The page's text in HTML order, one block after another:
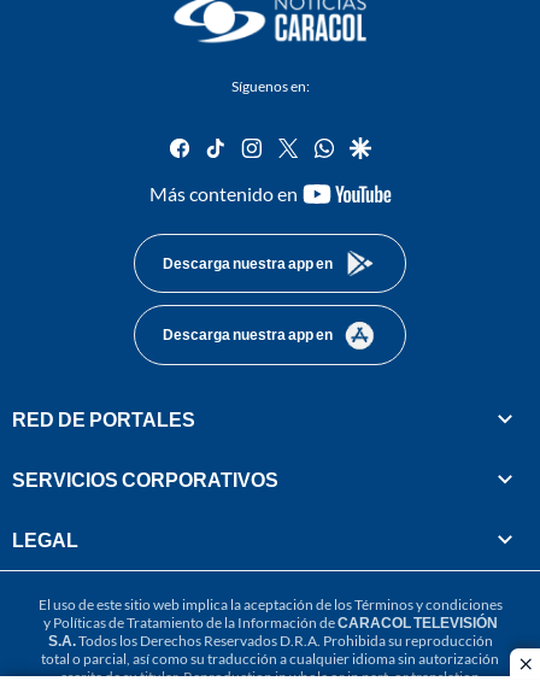
Síguenos en:
facebook
tiktok instagram
twitterwhatsapp
google
Más contenido en
youtube-
Descarga nuestra app en
Descarga nuestra app en
RED DE PORTALES
SERVICIOS CORPORATIVOS
LEGAL
El uso de este sitio web implica la aceptación de losTérminos y condiciones
y Políticas de Tratamiento de la Información deCARACOL TELEVISIÓN
S.A.Todos los Derechos Reservados D.R.A. Prohibida su reproducción
total o parcial, así como su traducción a cualquier idioma sin autorización
escrita de su titular. Reproduction in whole or in part, or translation